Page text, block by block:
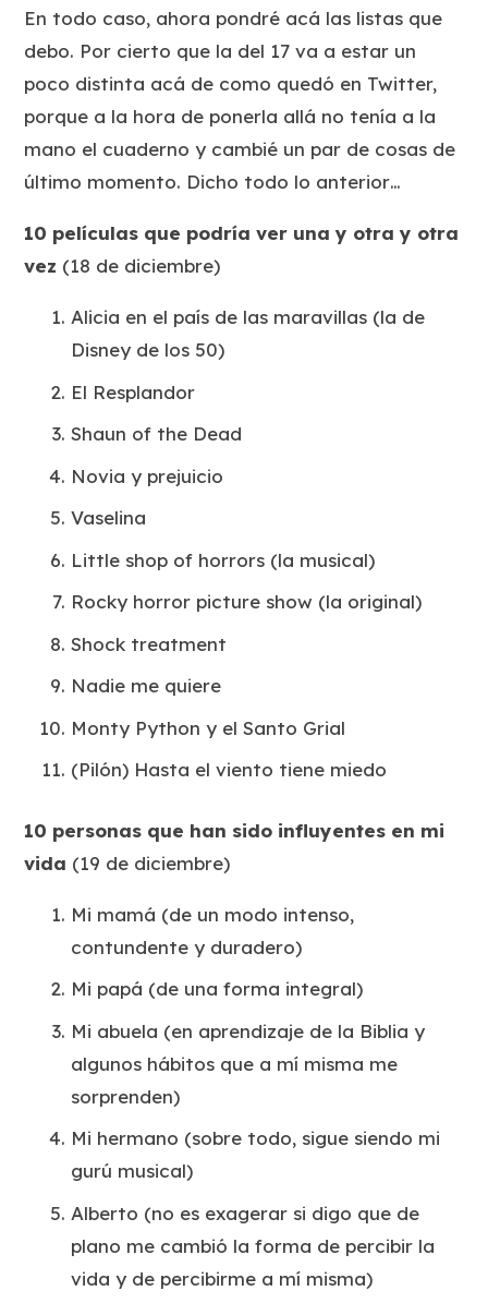
En todo caso, ahora pondré acá las listas que
debo. Por cierto que la del 17 va a estar un
poco distinta acá de como quedó en Twitter,
porque a la hora de ponerla allá no tenía a la
mano el cuaderno y cambié un par de cosas de
último momento. Dicho todo lo anterior…
10 películas que podría ver una y otra y otra
vez (18 de diciembre)
Alicia en el país de las maravillas (la de
Disney de los 50)
El Resplandor
Shaun of the Dead
Novia y prejuicio
Vaselina
Little shop of horrors (la musical)
Rocky horror picture show (la original)
Shock treatment
Nadie me quiere
Monty Python y el Santo Grial
(Pilón) Hasta el viento tiene miedo
10 personas que han sido influyentes en mi
vida (19 de diciembre)
Mi mamá (de un modo intenso,
contundente y duradero)
Mi papá (de una forma integral)
Mi abuela (en aprendizaje de la Biblia y
algunos hábitos que a mí misma me
sorprenden)
Mi hermano (sobre todo, sigue siendo mi
gurú musical)
Alberto (no es exagerar si digo que de
plano me cambió la forma de percibir la
vida y de percibirme a mí misma)